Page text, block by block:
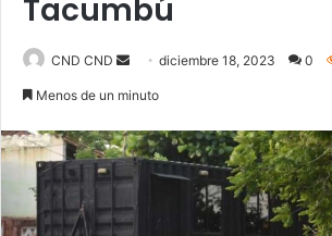
Tacumbú
CND CND
Senddiciembre 18, 2023 0
Menos de un minuto